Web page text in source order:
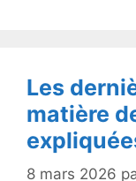
Les
matière
8 mars 2026